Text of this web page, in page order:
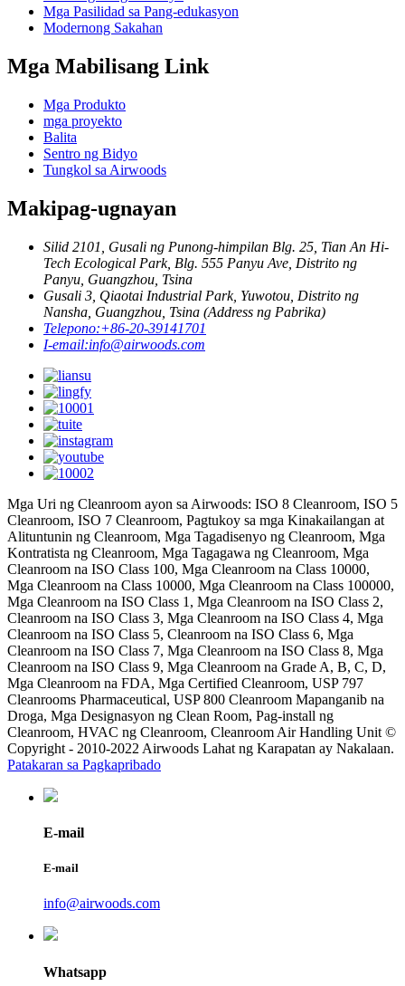
Mga Pasilidad sa Pang-edukasyon
Modernong Sakahan
Mga Mabilisang Link
Mga Produkto
mga proyekto
Balita
Sentro ng Bidyo
Tungkol sa Airwoods
Makipag-ugnayan
Silid 2101, Gusali ng Punong-himpilan Blg. 25, Tian An Hi-
Tech Ecological Park, Blg. 555 Panyu Ave, Distrito ng
Panyu, Guangzhou, Tsina
Gusali 3, Qiaotai Industrial Park, Yuwotou, Distrito ng
Nansha, Guangzhou, Tsina (Address ng Pabrika)
Telepono:+86-20-39141701
I-email:info@airwoods.com
Mga Uri ng Cleanroom ayon sa Airwoods: ISO 8 Cleanroom, ISO 5
Cleanroom, ISO 7 Cleanroom, Pagtukoy sa mga Kinakailangan at
Alituntunin ng Cleanroom, Mga Tagadisenyo ng Cleanroom, Mga
Kontratista ng Cleanroom, Mga Tagagawa ng Cleanroom, Mga
Cleanroom na ISO Class 100, Mga Cleanroom na Class 10000,
Mga Cleanroom na Class 10000, Mga Cleanroom na Class 100000,
Mga Cleanroom na ISO Class 1, Mga Cleanroom na ISO Class 2,
Cleanroom na ISO Class 3, Mga Cleanroom na ISO Class 4, Mga
Cleanroom na ISO Class 5, Cleanroom na ISO Class 6, Mga
Cleanroom na ISO Class 7, Mga Cleanroom na ISO Class 8, Mga
Cleanroom na ISO Class 9, Mga Cleanroom na Grade A, B, C, D,
Mga Cleanroom na FDA, Mga Certified Cleanroom, USP 797
Cleanrooms Pharmaceutical, USP 800 Cleanroom Mapanganib na
Droga, Mga Designasyon ng Clean Room, Pag-install ng
Cleanroom, HVAC ng Cleanroom, Cleanroom Air Handling Unit ©
Copyright - 2010-2022 Airwoods Lahat ng Karapatan ay Nakalaan.
Patakaran sa Pagkapribado
E-mail
E-mail
info@airwoods.com
Whatsapp